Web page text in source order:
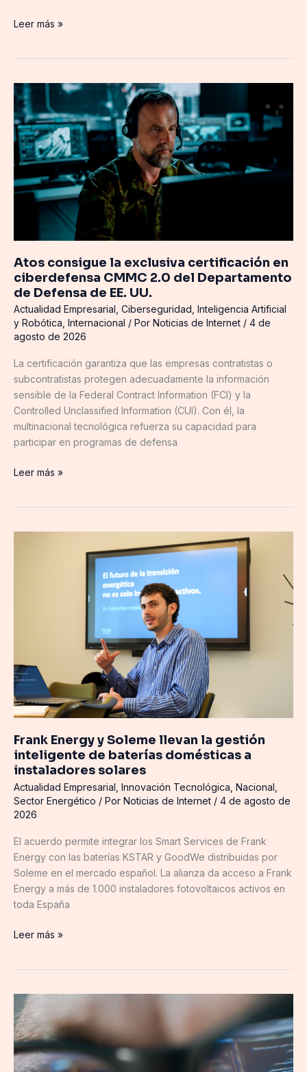
Leer más »
Atos consigue la exclusiva certificación en
ciberdefensa CMMC 2.0 del Departamento
de Defensa de EE. UU.
Actualidad Empresarial Ciberseguridad Inteligencia Artificial
y Robótica Internacional / Por Noticias de Internet / 4 de
agosto de 2026
La certificación garantiza que las empresas contratistas o
subcontratistas protegen adecuadamente la información
sensible de la Federal Contract Information (FCI) y la
Controlled Unclassified Information (CUI). Con él, la
multinacional tecnológica refuerza su capacidad para
participar en programas de defensa
Atos
consigue
la
exclusiva
certificación
en
ciberdefensa
CMMC
de
Defensa
de
EE.
UU.
Leer más »
Frank Energy y Soleme llevan la gestión
inteligente de baterías domésticas a
instaladores solares
Actualidad Empresarial Innovación Tecnológica Nacional
Sector Energético / Por Noticias de Internet / 4 de agosto de
2026
El acuerdo permite integrar los Smart Services de Frank
Energy con las baterías KSTAR y GoodWe distribuidas por
Soleme en el mercado español. La alianza da acceso a Frank
Energy a más de 1.000 instaladores fotovoltaicos activos en
toda España
de
baterías
domésticas
a
solares
Leer más »
Atos
impulsa
la
soberanía
digital